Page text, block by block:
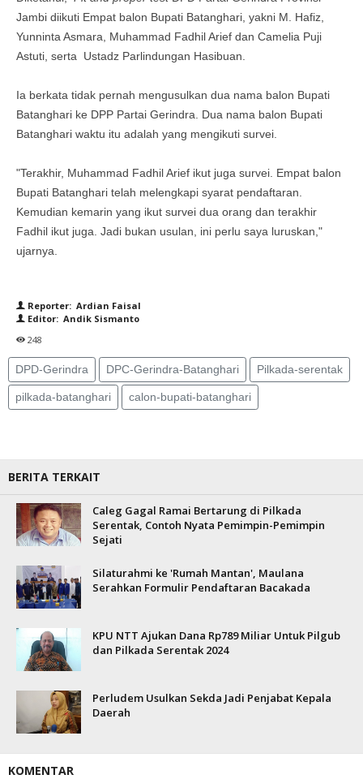
Jambi diikuti Empat balon Bupati Batanghari, yakni M. Hafiz,
Yunninta Asmara, Muhammad Fadhil Arief dan Camelia Puji
Astuti, serta Ustadz Parlindungan Hasibuan.
Ia berkata tidak pernah mengusulkan dua nama balon Bupati
Batanghari ke DPP Partai Gerindra. Dua nama balon Bupati
Batanghari waktu itu adalah yang mengikuti survei.
"Terakhir, Muhammad Fadhil Arief ikut juga survei. Empat balon
Bupati Batanghari telah melengkapi syarat pendaftaran.
Kemudian kemarin yang ikut survei dua orang dan terakhir
Fadhil ikut juga. Jadi bukan usulan, ini perlu saya luruskan,"
ujarnya.
Reporter: Ardian Faisal
Editor: Andik Sismanto
248
DPD-Gerindra DPC-Gerindra-Batanghari Pilkada-serentak
pilkada-batanghari calon-bupati-batanghari
BERITA TERKAIT
Caleg Gagal Ramai Bertarung di Pilkada
Serentak, Contoh Nyata Pemimpin-Pemimpin
Sejati
Silaturahmi ke 'Rumah Mantan', Maulana
Serahkan Formulir Pendaftaran Bacakada
KPU NTT Ajukan Dana Rp789 Miliar Untuk Pilgub
dan Pilkada Serentak 2024
Perludem Usulkan Sekda Jadi Penjabat Kepala
Daerah
KOMENTAR